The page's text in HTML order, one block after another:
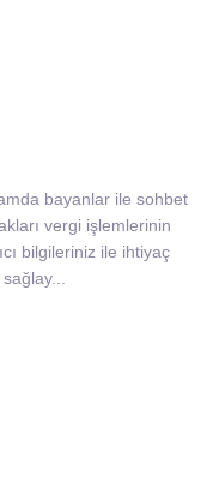
bayanlar ile sohbet
vergi işlemlerinin
bilgileriniz ile ihtiyaç